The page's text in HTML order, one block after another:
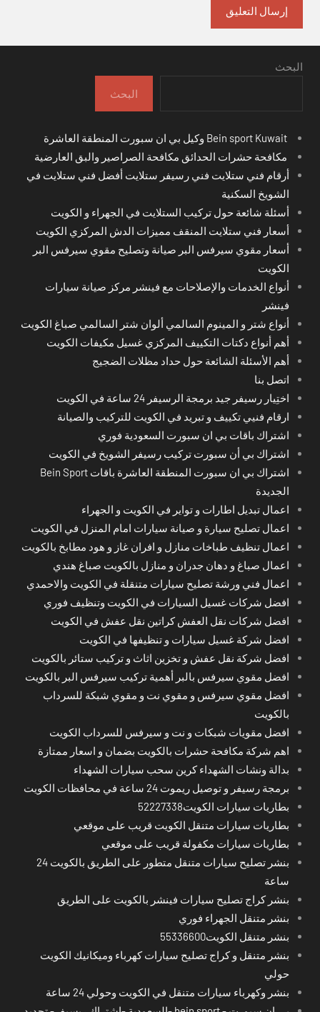
البحث
البحث
مكافحة حشرات الحدائق مكافحة الصراصير والبق العارضية
أرقام فني ستلايت فني رسيفر ستلايت أفضل فني ستلايت في
الشويخ السكنية
أسئلة شائعة حول تركيب الستلايت في الجهراء و الكويت
أسعار فني ستلايت المنقف مميزات الدش المركزي الكويت
أسعار مقوي سيرفس البر صيانة وتصليح مقوي سيرفس البر
الكويت
أنواع الخدمات والإصلاحات مع فينشر مركز صيانة سيارات
فينشر
أنواع شتر و المينوم السالمي ألوان شتر السالمي صباغ الكويت
أهم أنواع دكتات التكييف المركزي غسيل مكيفات الكويت
أهم الأسئلة الشائعة حول حداد مظلات الضجيج
اتصل بنا
اختِيار رسيفر جيد برمجة الرسيفر 24 ساعة في الكويت
ارقام فنيي تكييف و تبريد في الكويت للتركيب والصيانة
اشتراك باقات بي ان سبورت السعودية فوري
اشتراك بي أن سبورت تركيب رسيفر الشويخ في الكويت
اشتراك بي ان سبورت المنطقة العاشرة باقات Bein Sport
الجديدة
اعمال تبديل اطارات و تواير في الكويت و الجهراء
اعمال تصليح سيارة و صيانة سيارات امام المنزل في الكويت
اعمال تنظيف طباخات منازل و افران غاز و هود مطابخ بالكويت
اعمال صباغ و دهان جدران و منازل بالكويت صباغ هندي
اعمال فني ورشة تصليح سيارات متنقلة في الكويت والاحمدي
افضل شركات غسيل السيارات في الكويت وتنظيف فوري
افضل شركات نقل العفش كراتين نقل عفش في الكويت
افضل شركة غسيل سيارات و تنظيفها في الكويت
افضل شركة نقل عفش و تخزين اثاث و تركيب ستائر بالكويت
افضل مقوي سيرفس بالبر أهمية تركيب سيرفس البر بالكويت
افضل مقوي سيرفس و مقوي نت و مقوي شبكة للسرداب
بالكويت
افضل مقويات شبكات و نت و سيرفس للسرداب الكويت
اهم شركة مكافحة حشرات بالكويت بضمان و اسعار ممتازة
بدالة ونشات الشهداء كرين سحب سيارات الشهداء
برمجة رسيفر و توصيل ريموت 24 ساعة في محافظات الكويت
بطاريات سيارات الكويت52227338
بطاريات سيارات متنقل الكويت قريب على موقعي
بطاريات سيارات مكفولة قريب على موقعي
بنشر تصليح سيارات متنقل متطور على الطريق بالكويت 24
ساعة
بنشر كراج تصليح سيارات فينشر بالكويت على الطريق
بنشر متنقل الجهراء فوري
بنشر متنقل الكويت55336600
بنشر متنقل و كراج تصليح سيارات كهرباء وميكانيك الكويت
حولي
بنشر وكهرباء سيارات متنقل في الكويت وحولي 24 ساعة